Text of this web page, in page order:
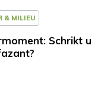
& MILIEU
Schrikt u